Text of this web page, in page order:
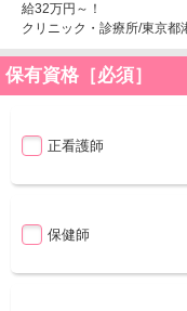
給32万円～！
クリニック・診療所/東京
保有資格［必須］
正看護師
保健師